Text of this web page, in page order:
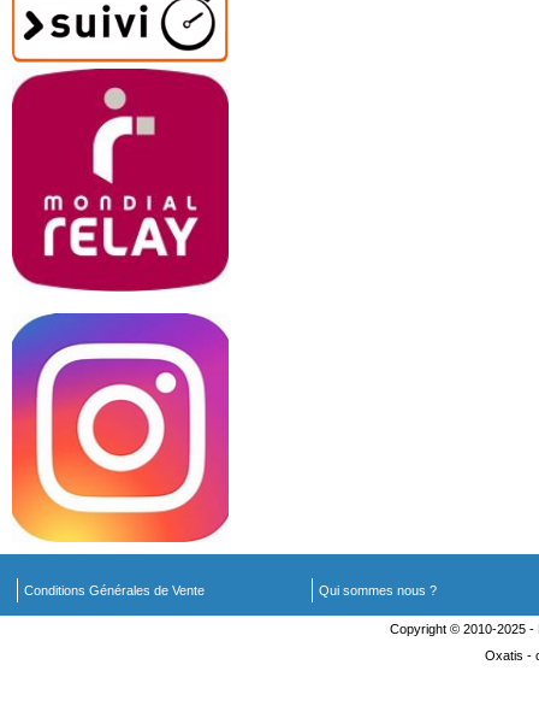
Conditions Générales de Vente Qui sommes nous ?
Copyright © 2010-2025 -
Oxatis -